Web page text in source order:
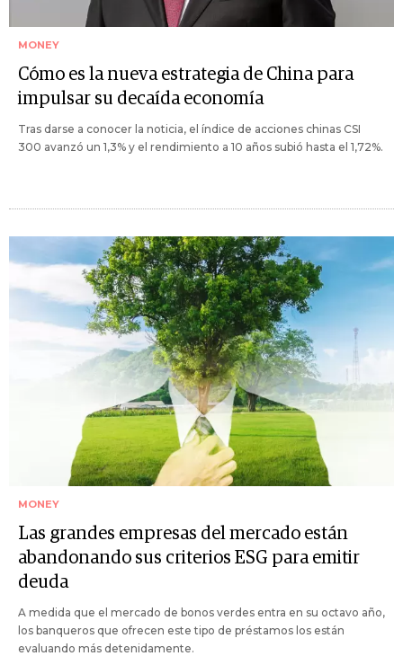
MONEY
Cómo es la nueva estrategia de China para
impulsar su decaída economía
Tras darse a conocer la noticia, el índice de acciones chinas CSI
300 avanzó un 1,3% y el rendimiento a 10 años subió hasta el 1,72%.
MONEY
Las grandes empresas del mercado están
abandonando sus criterios ESG para emitir
deuda
A medida que el mercado de bonos verdes entra en su octavo año,
los banqueros que ofrecen este tipo de préstamos los están
evaluando más detenidamente.